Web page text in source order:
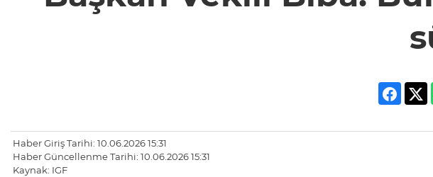
Haber Giriş Tarihi: 10.06.2026 15:31
Haber Güncellenme Tarihi: 10.06.2026 15:31
Kaynak: IGF